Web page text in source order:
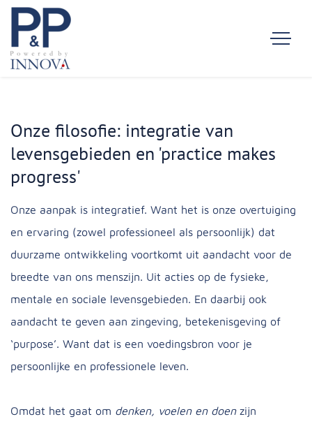
Onze filosofie: integratie van
levensgebieden en 'practice makes
progress'
Onze aanpak is integratief. Want het is onze overtuiging
en ervaring (zowel professioneel als persoonlijk) dat
duurzame ontwikkeling voortkomt uit aandacht voor de
breedte van ons menszijn. Uit acties op de fysieke,
mentale en sociale levensgebieden. En daarbij ook
aandacht te geven aan zingeving, betekenisgeving of
‘purpose’. Want dat is een voedingsbron voor je
persoonlijke en professionele leven.
Omdat het gaat om denken, voelen en doenzijn